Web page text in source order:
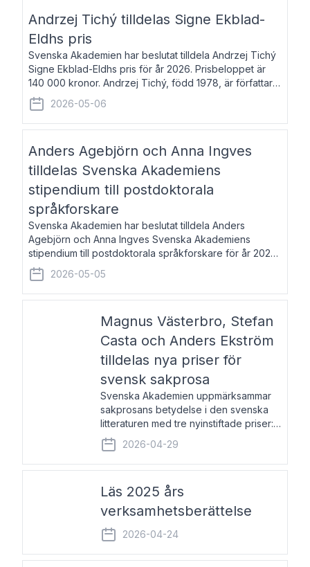
Andrzej Tichý tilldelas Signe Ekblad-
Eldhs pris
Svenska Akademien har beslutat tilldela Andrzej Tichý
Signe Ekblad-Eldhs pris för år 2026. Prisbeloppet är
140 000 kronor. Andrzej Tichý, född 1978, är författare
och kulturskribent. Han debuterade 2005 med den
lovordade romanen Sex liter l
2026-05-06
Anders Agebjörn och Anna Ingves
tilldelas Svenska Akademiens
stipendium till postdoktorala
språkforskare
Svenska Akademien har beslutat tilldela Anders
Agebjörn och Anna Ingves Svenska Akademiens
stipendium till postdoktorala språkforskare för år 2026.
Stipendiebeloppet är 75 000 kronor per mottagare.
Anders Agebjörn, född 1984, är universitet
2026-05-05
Magnus Västerbro, Stefan
Casta och Anders Ekström
tilldelas nya priser för
svensk sakprosa
Svenska Akademien uppmärksammar
sakprosans betydelse i den svenska
litteraturen med tre nyinstiftade priser:
Svenska Akademiens pris till
framstående författare av svensk
sakprosa som i år går till Magnus
2026-04-29
Läs 2025 års
verksamhetsberättelse
2026-04-24